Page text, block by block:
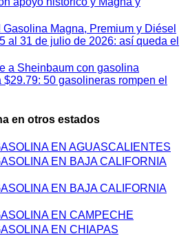
Gasolina Magna, Premium y Diésel
al 31 de julio de 2026: así queda el
a Sheinbaum con gasolina
$29.79: 50 gasolineras rompen el
en otros estados
EN AGUASCALIENTES
EN BAJA CALIFORNIA
EN BAJA CALIFORNIA
EN CAMPECHE
EN CHIAPAS